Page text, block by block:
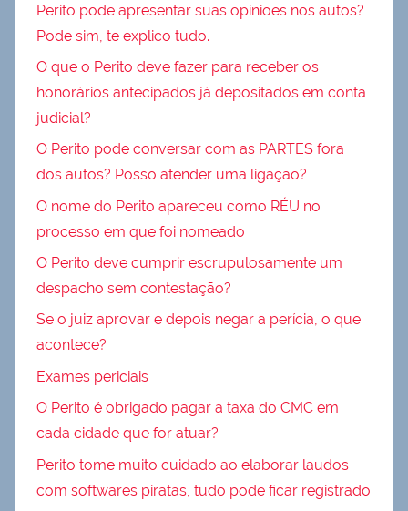
Perito pode apresentar suas opiniões nos autos?
Pode sim, te explico tudo.
O que o Perito deve fazer para receber os
honorários antecipados já depositados em conta
judicial?
O Perito pode conversar com as PARTES fora
dos autos? Posso atender uma ligação?
O nome do Perito apareceu como RÉU no
processo em que foi nomeado
O Perito deve cumprir escrupulosamente um
despacho sem contestação?
Se o juiz aprovar e depois negar a perícia, o que
acontece?
Exames periciais
O Perito é obrigado pagar a taxa do CMC em
cada cidade que for atuar?
Perito tome muito cuidado ao elaborar laudos
com softwares piratas, tudo pode ficar registrado